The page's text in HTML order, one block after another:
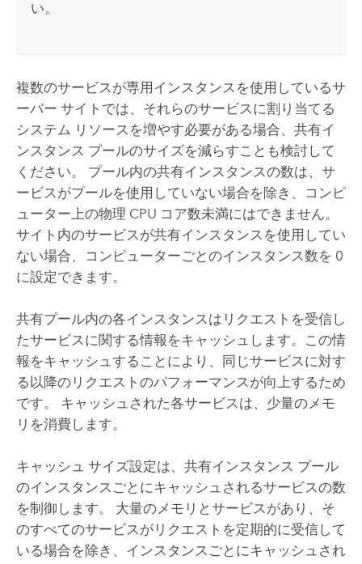
い。
複数のサービスが専用インスタンスを使用しているサ
ーバー サイトでは、それらのサービスに割り当てる
システム リソースを増やす必要がある場合、共有イ
ンスタンス プールのサイズを減らすことも検討して
ください。 プール内の共有インスタンスの数は、サ
ービスがプールを使用していない場合を除き、コンピ
ューター上の物理 CPU コア数未満にはできません。
サイト内のサービスが共有インスタンスを使用してい
ない場合、コンピューターごとのインスタンス数を 0
に設定できます。
共有プール内の各インスタンスはリクエストを受信し
たサービスに関する情報をキャッシュします。この情
報をキャッシュすることにより、同じサービスに対す
る以降のリクエストのパフォーマンスが向上するため
です。 キャッシュされた各サービスは、少量のメモ
リを消費します。
キャッシュ サイズ設定は、共有インスタンス プール
のインスタンスごとにキャッシュされるサービスの数
を制御します。 大量のメモリとサービスがあり、そ
のすべてのサービスがリクエストを定期的に受信して
いる場合を除き、インスタンスごとにキャッシュされ